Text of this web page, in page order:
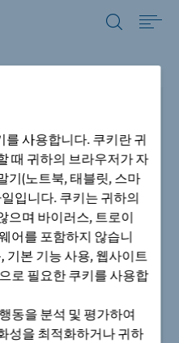
사용합니다. 쿠키란 귀
때 귀하의 브라우저가 자
기(노트북, 태블릿, 스마
입니다. 쿠키는 귀하의
으며 바이러스, 트로이
어를 포함하지 않습니
기본 기능 사용, 웹사이트
로 필요한 쿠키를 사용합
동을 분석 및 평가하여
성을 최적화하거나 귀하
D
께 120mm단열재가 포함된
제품은 캔틸레버 발코
브에서 모멘트와 전단
.